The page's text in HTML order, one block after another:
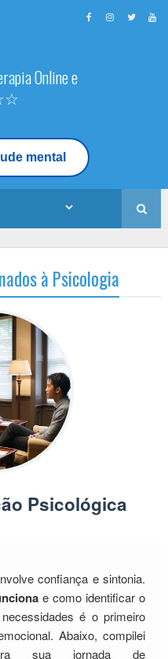
Online e
mental
à Psicologia
Psicológica
confiança e sintonia.
e como identificar o
é o primeiro
Abaixo, compilei
sua jornada de